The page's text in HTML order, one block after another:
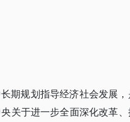
期规划指导经济社会发展
关于进一步全面深化改革